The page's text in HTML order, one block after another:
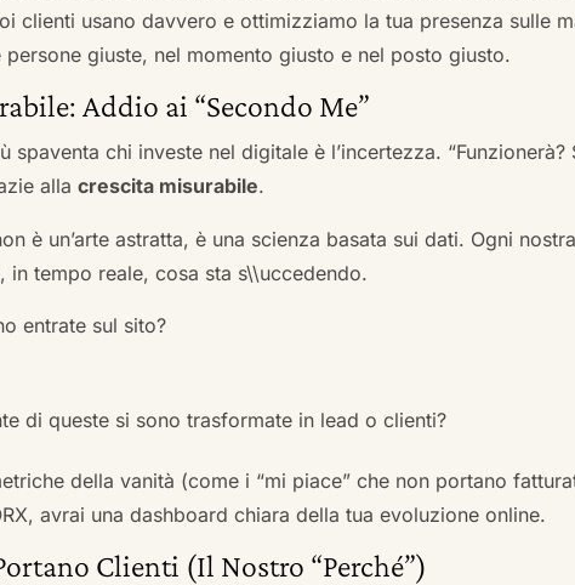
clienti usano davvero e ottimizziamo la tua presenza sulle
persone giuste, nel momento giusto e nel posto giusto.
Addio ai “Secondo Me”
spaventa chi investe nel digitale è l’incertezza.
allacrescita misurabile.
è un’arte astratta, è una scienza basata sui dati. Ogni
in tempo reale, cosa sta s\\uccedendo.
entrate sul sito?
di queste si sono trasformate in lead o clienti?
della vanità (come i “mi piace” che non portano
avrai una dashboard chiara della tua evoluzione online.
Clienti (Il Nostro “Perché”)